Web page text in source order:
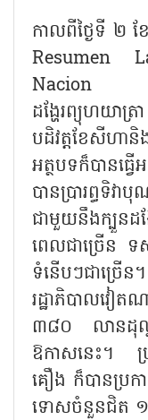
កាលពីថ្ងៃទី ២ ខ
Resumen
Nacion បា
ដង្ហែរព្យុហយា
បដិវត្តខែសីហានិ
អត្ថបទក៏បានធ្វ
បានប្រារព្ធទិ
ជាមួយនឹងក្បួនដង្
ពេលជាច្រើន
ទំនើបៗជាច្
រដ្ឋាភិបាលវៀត
៣៨០ លានដុល្ល
ឱកាសនេះ។
គឿង ក៏បានប្រក
ទោសចំនួនជិត ១